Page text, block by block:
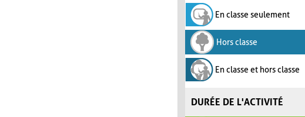
En classe seulement
Hors classe
En classe et hors classe
DURÉE DE L'ACTIVITÉ